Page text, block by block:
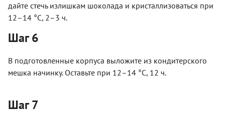
дайте стечь излишкам шоколада и кристаллизоваться при
12–14 °С, 2–3 ч.
Шаг 6
В подготовленные корпуса выложите из кондитерского
мешка начинку. Оставьте при 12–14 °С, 12 ч.
Шаг 7